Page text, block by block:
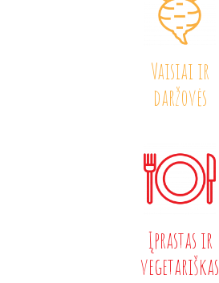
PAGRINDINĖ MOKYKLA
-- MOKINIO DIENA
-- MOKYMOSI PASIEKIMAI
Vaisiai ir
daržovės
Įprastas ir
vegetariškas